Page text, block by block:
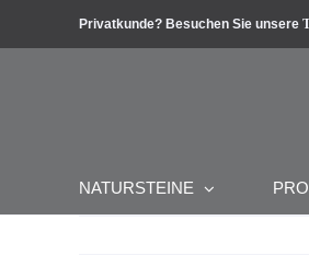
Privatkunde? Besuchen Sie unsere
NATURSTEINE